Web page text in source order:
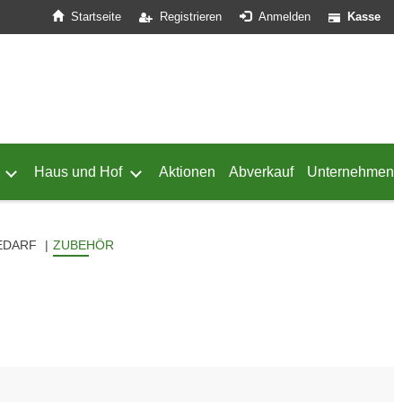
Startseite Registrieren Anmelden Kasse
Geflügel öffnen
Untermenü von Schafe öffnen
Haus und Hof Untermenü von Haus und Hof öffnen
Aktionen Abverkauf Unternehmen
ZUBEHÖR